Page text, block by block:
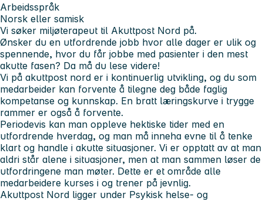
Arbeidsspråk
Norsk eller samisk
Vi søker miljøterapeut til Akuttpost Nord på.
Ønsker du en utfordrende jobb hvor alle dager er ulik og
spennende, hvor du får jobbe med pasienter i den mest
akutte fasen? Da må du lese videre!
Vi på akuttpost nord er i kontinuerlig utvikling, og du som
medarbeider kan forvente å tilegne deg både faglig
kompetanse og kunnskap. En bratt læringskurve i trygge
rammer er også å forvente.
Periodevis kan man oppleve hektiske tider med en
utfordrende hverdag, og man må inneha evne til å tenke
klart og handle i akutte situasjoner. Vi er opptatt av at man
aldri står alene i situasjoner, men at man sammen løser de
utfordringene man møter. Dette er et område alle
medarbeidere kurses i og trener på jevnlig.
Akuttpost Nord ligger under Psykisk helse- og